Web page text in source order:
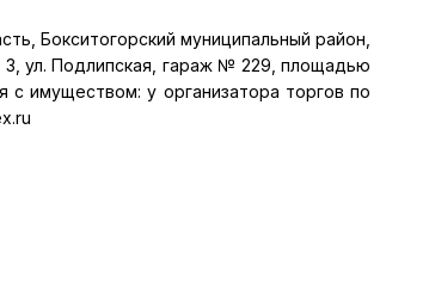
Бокситогорский муниципальный район,
ул. Подлипская, гараж № 229, площадью
с имуществом: у организатора торгов по